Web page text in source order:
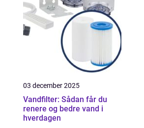
03 december 2025
Vandfilter: Sådan får du
renere og bedre vand i
hverdagen